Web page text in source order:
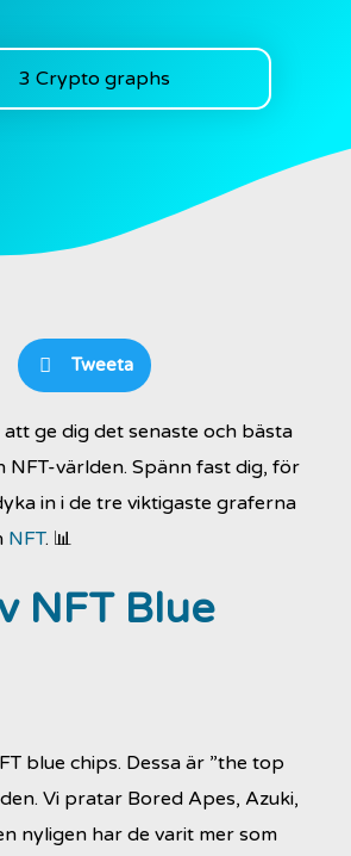
Tweeta
ge dig det senaste och bästa
världen. Spänn fast dig, för
in i de tre viktigaste graferna
NFT. 📊
NFT Blue
blue chips. Dessa är ”the top
Vi pratar Bored Apes, Azuki,
nyligen har de varit mer som